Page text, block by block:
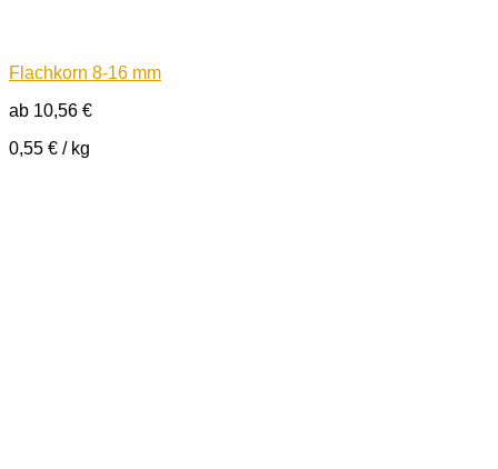
Flachkorn 8-16 mm
ab 10,56 €
0,55 € / kg